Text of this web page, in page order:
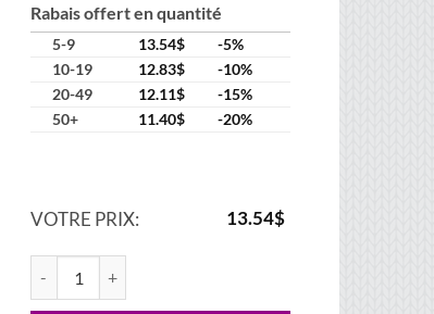
Rabais offert en quantité
5-9 13.54$
-5%
10-19
12.83$
-10%
20-49
12.11$
-15%
50+
11.40$ -20%
VOTRE PRIX: 13.54$